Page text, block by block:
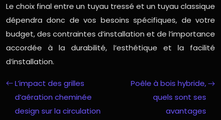
Le choix final entre un tuyau tressé et un tuyau classique
dépendra donc de vos besoins spécifiques, de votre
budget, des contraintes d’installation et de l’importance
accordée à la durabilité, l’esthétique et la facilité
d’installation.
L’impact des grilles
d’aération cheminée
design sur la circulation
Poêle à bois hybride,
quels sont ses
avantages